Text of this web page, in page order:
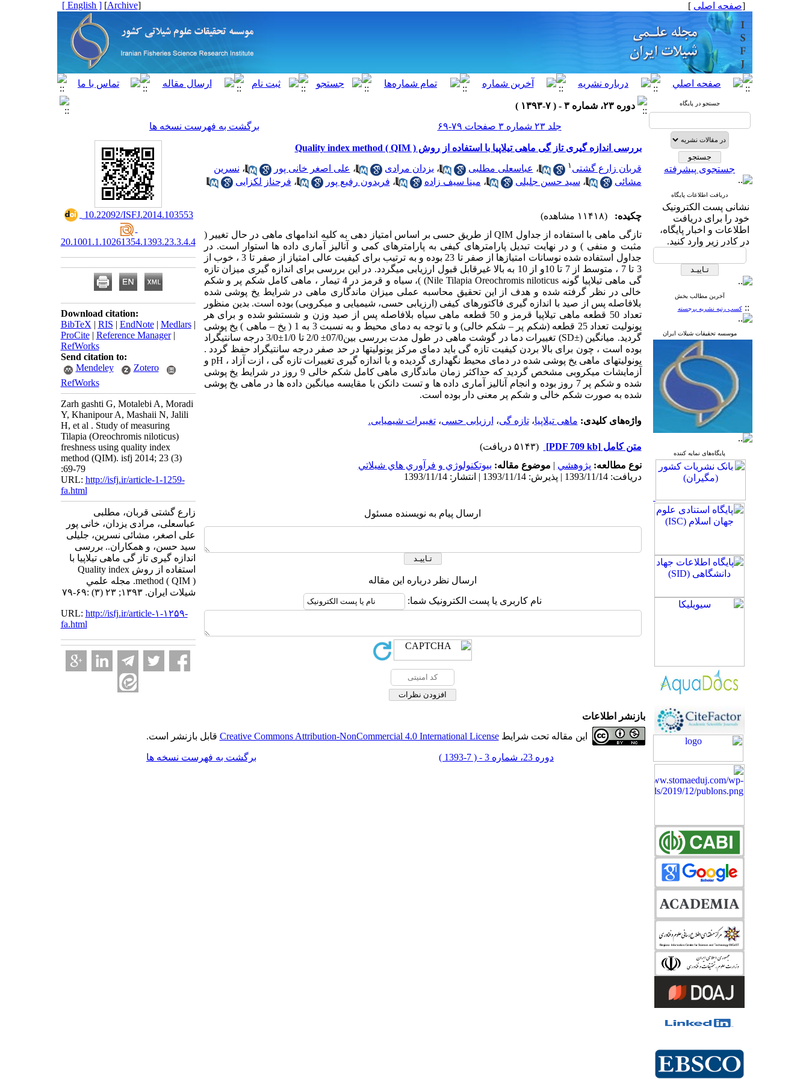
[صفحه اصلی ]
[
Archive
]
[ English ]
جستجو در پایگاه
جستجوی پیشرفته
دریافت اطلاعات پایگاه
نشانی پست الکترونیک
خود را برای دریافت
اطلاعات و اخبار پایگاه،
در کادر زیر وارد کنید.
آخرین مطالب بخش
::کسب رتبه نشریه برجسته
موسسه تحقیقات شیلات ایران
پایگاه‌های نمایه کننده
دوره ۲۳، شماره ۳ - ( ۷-۱۳۹۳ )
جلد ۲۳ شماره ۳ صفحات ۷۹-۶۹
برگشت به فهرست نسخه ها
بررسی اندازه گیری تاز گی ماهی تیلاپیا با استفاده از روش Quality index method ( QIM )
قربان زارع گشتی ۱ ، عباسعلی مطلبی ، یزدان مرادی ، علی اصغر خانی پور ، نسرین
مشائی
، سید حسن جلیلی ، مینا سیف زاده ، فریدون رفیع پور ، فرحناز لکزایی
چکیده:
(۱۱۴۱۸ مشاهده)
تازگی ماهی با استفاده از جداول QIM از طریق حسی بر اساس امتیاز دهی به کلیه اندامهای ماهی در حال تغییر (
مثبت و منفی ) و در نهایت تبدیل پارامترهای کیفی به پارامترهای کمی و آنالیز آماری داده ها استوار است. در
جداول استفاده شده نوسانات امتیازها از صفر تا 23 بوده و به ترتیب برای کیفیت عالی امتیاز از صفر تا 3 ، خوب از
3 تا 7 ، متوسط از 7 تا 10و از 10 به بالا غیرقابل قبول ارزیابی میگردد. در این بررسی برای اندازه گیری میزان تازه
گی ماهی تیلاپیا گونه Nile Tilapia Oreochromis niloticus) )، سیاه و قرمز در 4 تیمار ، ماهی کامل شکم پر و شکم
خالی در نظر گرفته شده و هدف از این تحقیق محاسبه عملی میزان ماندگاری ماهی در شرایط یخ پوشی شده
بلافاصله پس از صید با اندازه گیری فاکتورهای کیفی (ارزیابی حسی، شیمیایی و میکروبی) بوده است. بدین منظور
تعداد 50 قطعه ماهی تیلاپیا قرمز و 50 قطعه ماهی سیاه بلافاصله پس از صید وزن و شستشو شده و برای هر
یونولیت تعداد 25 قطعه (شکم پر – شکم خالی) و با توجه به دمای محیط و به نسبت 3 به 1 ( یخ – ماهی ) یخ پوشی
گردید. میانگین (±SD) تغییرات دما در گوشت ماهی در طول مدت بررسی بین07/0± 2/0 تا 1/0±3/0 درجه سانتیگراد
بوده است ، چون برای بالا بردن کیفیت تازه گی باید دمای مرکز یونولیتها در حد صفر درجه سانتیگراد حفظ گردد .
یونولیتهای ماهی یخ پوشی شده در دمای محیط نگهداری گردیده و با اندازه گیری تغییرات تازه گی ، ازت آزاد ، pH و
آزمایشات میکروبی مشخص گردید که حداکثر زمان ماندگاری ماهی کامل شکم خالی 9 روز در شرایط یخ پوشی
شده و شکم پر 7 روز بوده و انجام آنالیز آماری داده ها و تست دانکن با مقایسه میانگین داده ها در ماهی یخ پوشی
شده به صورت شکم خالی و شکم پر معنی دار بوده است.
واژه‌های کلیدی: ماهی تیلاپیا،تازه گی، ارزیابی حسی،تغییرات شیمیایی.
متن کامل[PDF 709 kb]
(۵۱۴۳ دریافت)
نوع مطالعه: پژوهشي | موضوع مقاله: بيوتكنولوژي و فرآوري هاي شيلاتي
دریافت: 1393/11/14 | پذیرش: 1393/11/14 | انتشار: 1393/11/14
ارسال پیام به نویسنده مسئول
ارسال نظر درباره این مقاله
نام کاربری یا پست الکترونیک شما:
‎ 10.22092/ISFJ.2014.103553
20.1001.1.10261354.1393.23.3.4.4
Download citation:
BibTeX | RIS | EndNote| Medlars|
ProCite| Reference Manager|
RefWorks
Send citation to:
Mendeley
Zotero
RefWorks
Zarh gashti G, Motalebi A, Moradi
Y, Khanipour A, Mashaii N, Jalili
H, et al . Study of measuring
Tilapia (Oreochromis niloticus)
freshness using quality index
method (QIM). isfj 2014; 23 (3)
:69-79
URL: http://isfj.ir/article-1-1259-
fa.html
زارع گشتی قربان، مطلبی
عباسعلی، مرادی یزدان، خانی پور
علی اصغر، مشائی نسرین، جلیلی
سید حسن، و همکاران.. بررسی
اندازه گیری تاز گی ماهی تیلاپیا با
استفاده از روش Quality index
method ( QIM ). مجله علمي
شيلات ايران. ۱۳۹۳; ۲۳ (۳) :۶۹-۷۹
URL: http://isfj.ir/article-۱-۱۲۵۹-
fa.html
بازنشر اطلاعات
این مقاله تحت شرایطCreative Commons Attribution-NonCommercial 4.0 International License قابل بازنشر است.
دوره 23، شماره 3 - ( 7-1393 ) برگشت به فهرست نسخه ها